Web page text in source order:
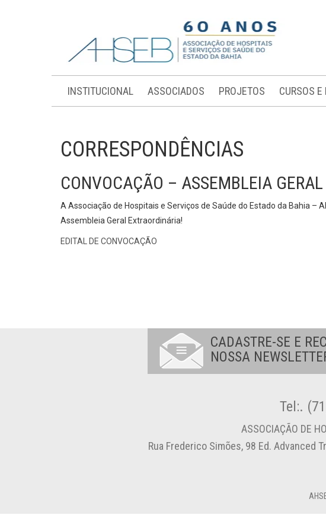
INSTITUCIONAL ASSOCIADOS PROJETOS CURSOS
CORRESPONDÊNCIAS
CONVOCAÇÃO – ASSEMBLEIA
A Associação de Hospitais e Serviços de Saúde do Estado da Bahia –
Assembleia Geral Extraordinária!
EDITAL DE CONVOCAÇÃO
CADASTRE-SE E
NOSSA
Tel:.
ASSOCIAÇÃO DE
Rua Frederico Simões, 98 Ed. Advanced